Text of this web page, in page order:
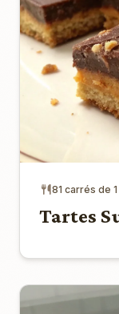
81 carrés de
Tartes